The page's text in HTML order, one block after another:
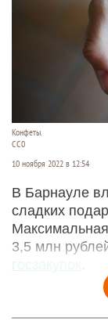
Конфеты.
СС0
10 ноября 2022 в 12:54
В Барнауле
сладких
3,5 млн
госзакупок